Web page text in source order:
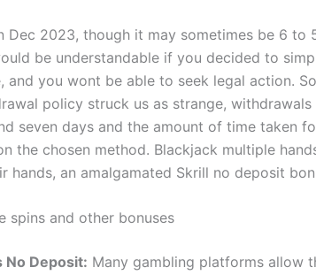
Dec 2023, though it may sometimes be 6 to
be understandable if you decided to
and you wont be able to seek legal action.
policy struck us as strange, withdrawals
seven days and the amount of time taken
the chosen method. Blackjack multiple
hands, an amalgamated Skrill no deposit
spins and other bonuses
No Deposit: Many gambling platforms allow